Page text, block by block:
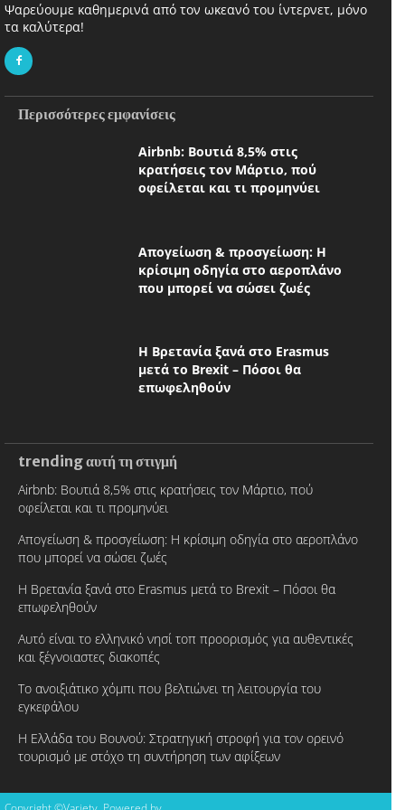
Ψαρεύουμε καθημερινά από τον ωκεανό του ίντερνετ, μόνο
τα καλύτερα!
Περισσότερες εμφανίσεις
Airbnb: Βουτιά 8,5% στις
κρατήσεις τον Μάρτιο, πού
οφείλεται και τι προμηνύει
Απογείωση & προσγείωση: Η
κρίσιμη οδηγία στο αεροπλάνο
που μπορεί να σώσει ζωές
Η Βρετανία ξανά στο Erasmus
μετά το Brexit – Πόσοι θα
επωφεληθούν
trending αυτή τη στιγμή
Airbnb: Βουτιά 8,5% στις κρατήσεις τον Μάρτιο, πού
οφείλεται και τι προμηνύει
Απογείωση & προσγείωση: Η κρίσιμη οδηγία στο αεροπλάνο
που μπορεί να σώσει ζωές
Η Βρετανία ξανά στο Erasmus μετά το Brexit – Πόσοι θα
επωφεληθούν
Αυτό είναι το ελληνικό νησί τοπ προορισμός για αυθεντικές
και ξέγνοιαστες διακοπές
Το ανοιξιάτικο χόμπι που βελτιώνει τη λειτουργία του
εγκεφάλου
Η Ελλάδα του Βουνού: Στρατηγική στροφή για τον ορεινό
τουρισμό με στόχο τη συντήρηση των αφίξεων